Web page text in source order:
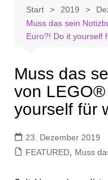
Start 2019
Muss das sein
Euro?! Do it yourself
Muss das
von
yourself für
23. Dezember 2019
FEATURED, Muss